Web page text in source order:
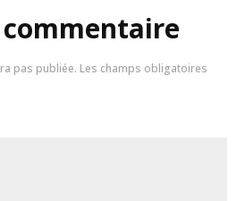
pas publiée. Les champs obligatoires